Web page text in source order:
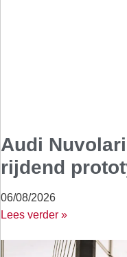
Audi
rijdend
06/08/2026
Lees verder »